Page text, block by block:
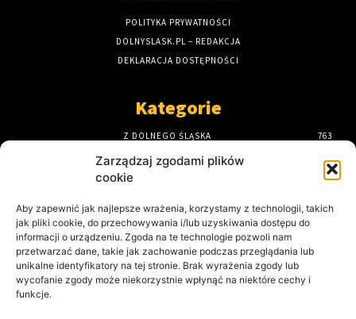
Zarządzaj zgodami plików
cookie
Aby zapewnić jak najlepsze wrażenia, korzystamy z technologii, takich
jak pliki cookie, do przechowywania i/lub uzyskiwania dostępu do
informacji o urządzeniu. Zgoda na te technologie pozwoli nam
przetwarzać dane, takie jak zachowanie podczas przeglądania lub
unikalne identyfikatory na tej stronie. Brak wyrażenia zgody lub
wycofanie zgody może niekorzystnie wpłynąć na niektóre cechy i
funkcje.
POLITYKA PRYWATNOŚCI
DOLNYSLASK.PL – REDAKCJA
DEKLARACJA DOSTĘPNOŚCI
Kategorie
Z DOLNEGO ŚLĄSKA
763
STRONA GŁÓWNA
435
NA DROGACH I TORACH
179
KULTURA NA DOLNYM ŚLĄSKU
Ostatnio opublikowane
Dolny Śląsk stawia na uzdrowiska. Czas na